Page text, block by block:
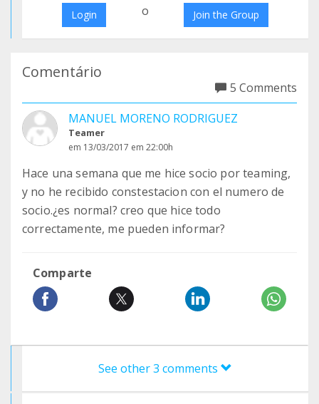
Login o Join the Group
Comentário
5 Comments
MANUEL MORENO RODRIGUEZ
Teamer
em 13/03/2017 em 22:00h
Hace una semana que me hice socio por teaming,
y no he recibido constestacion con el numero de
socio.¿es normal? creo que hice todo
correctamente, me pueden informar?
Comparte
See other 3 comments